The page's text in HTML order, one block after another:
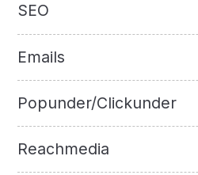
SEO
Emails
Popunder/Clickunder
Reachmedia